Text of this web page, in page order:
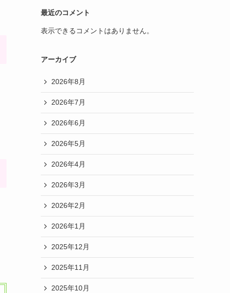
最近のコメント
表示できるコメントはありません。
アーカイブ
2026年8月
2026年7月
2026年6月
2026年5月
2026年4月
2026年3月
2026年2月
2026年1月
2025年12月
2025年11月
2025年10月